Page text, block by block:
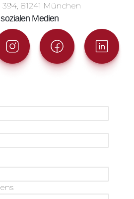
81241 München
Medien